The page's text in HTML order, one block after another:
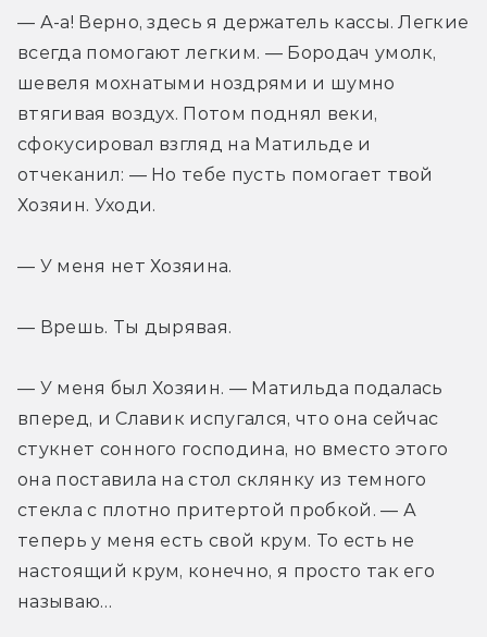
— А-а! Верно, здесь я держатель кассы. Легкие
всегда помогают легким. — Бородач умолк,
шевеля мохнатыми ноздрями и шумно
втягивая воздух. Потом поднял веки,
сфокусировал взгляд на Матильде и
отчеканил: — Но тебе пусть помогает твой
Хозяин. Уходи.
— У меня нет Хозяина.
— Врешь. Ты дырявая.
— У меня был Хозяин. — Матильда подалась
вперед, и Славик испугался, что она сейчас
стукнет сонного господина, но вместо этого
она поставила на стол склянку из темного
стекла с плотно притертой пробкой. — А
теперь у меня есть свой крум. То есть не
настоящий крум, конечно, я просто так его
называю…